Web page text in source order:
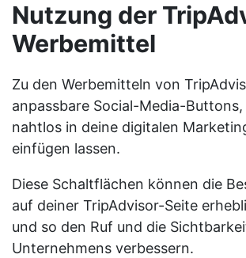
Nutzung der
Werbemittel
Zu den Werbemitteln von
anpassbare Social-Media-Buttons,
nahtlos in deine digitalen
einfügen lassen.
Diese Schaltflächen können die
auf deiner TripAdvisor-Seite
und so den Ruf und die
Unternehmens verbessern.